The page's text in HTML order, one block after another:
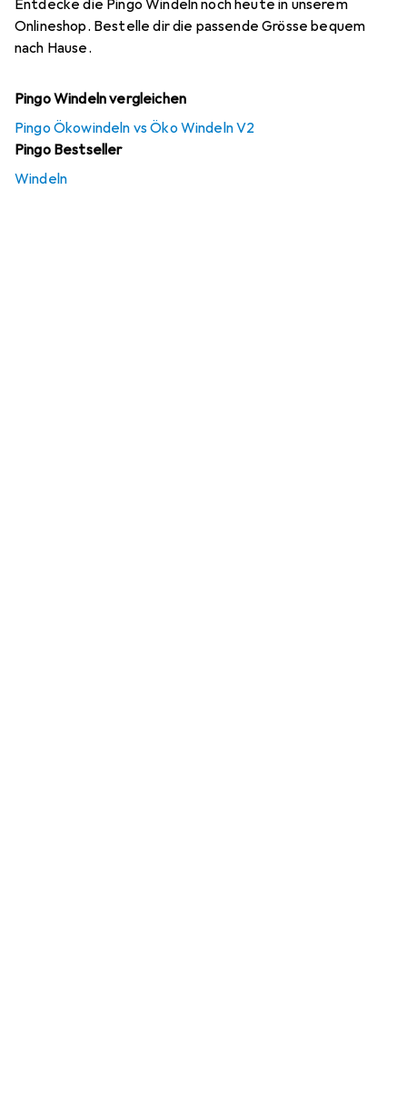
Entdecke die Pingo Windeln noch heute in unserem
Onlineshop. Bestelle dir die passende Grösse bequem
nach Hause.
Pingo Windeln vergleichen
Pingo Ökowindeln vs Öko Windeln V2
Pingo Bestseller
Windeln